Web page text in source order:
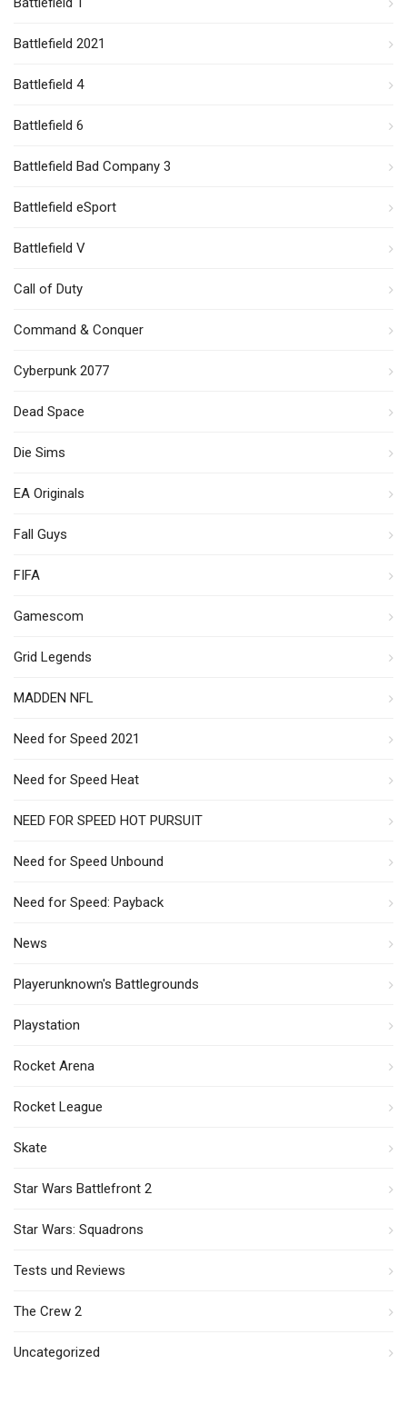
Battlefield 2021
Battlefield 4
Battlefield 6
Battlefield Bad Company 3
Battlefield eSport
Battlefield V
Call of Duty
Command & Conquer
Cyberpunk 2077
Dead Space
Die Sims
EA Originals
Fall Guys
FIFA
Gamescom
Grid Legends
MADDEN NFL
Need for Speed 2021
Need for Speed Heat
NEED FOR SPEED HOT PURSUIT
Need for Speed Unbound
Need for Speed: Payback
News
Playerunknown's Battlegrounds
Playstation
Rocket Arena
Rocket League
Skate
Star Wars Battlefront 2
Star Wars: Squadrons
Tests und Reviews
The Crew 2
Uncategorized